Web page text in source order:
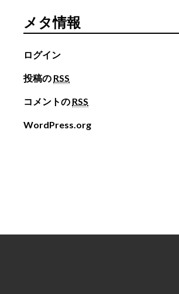
メタ情報
ログイン
投稿の RSS
コメントの RSS
WordPress.org